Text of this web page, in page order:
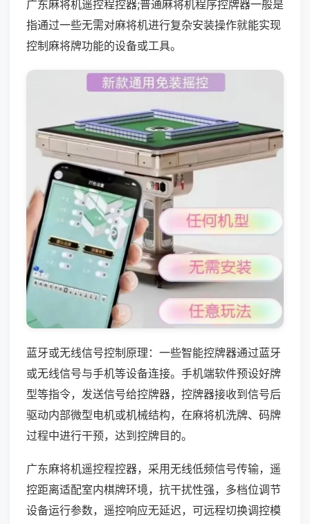
广东麻将机遥控程控器;普通麻将机程序控牌器一般是
指通过一些无需对麻将机进行复杂安装操作就能实现
控制麻将牌功能的设备或工具。
蓝牙或无线信号控制原理：一些智能控牌器通过蓝牙
或无线信号与手机等设备连接。手机端软件预设好牌
型等指令，发送信号给控牌器，控牌器接收到信号后
驱动内部微型电机或机械结构，在麻将机洗牌、码牌
过程中进行干预，达到控牌目的。
广东麻将机遥控程控器，采用无线低频信号传输，遥
控距离适配室内棋牌环境，抗干扰性强，多档位调节
设备运行参数，遥控响应无延迟，可远程切换调控模